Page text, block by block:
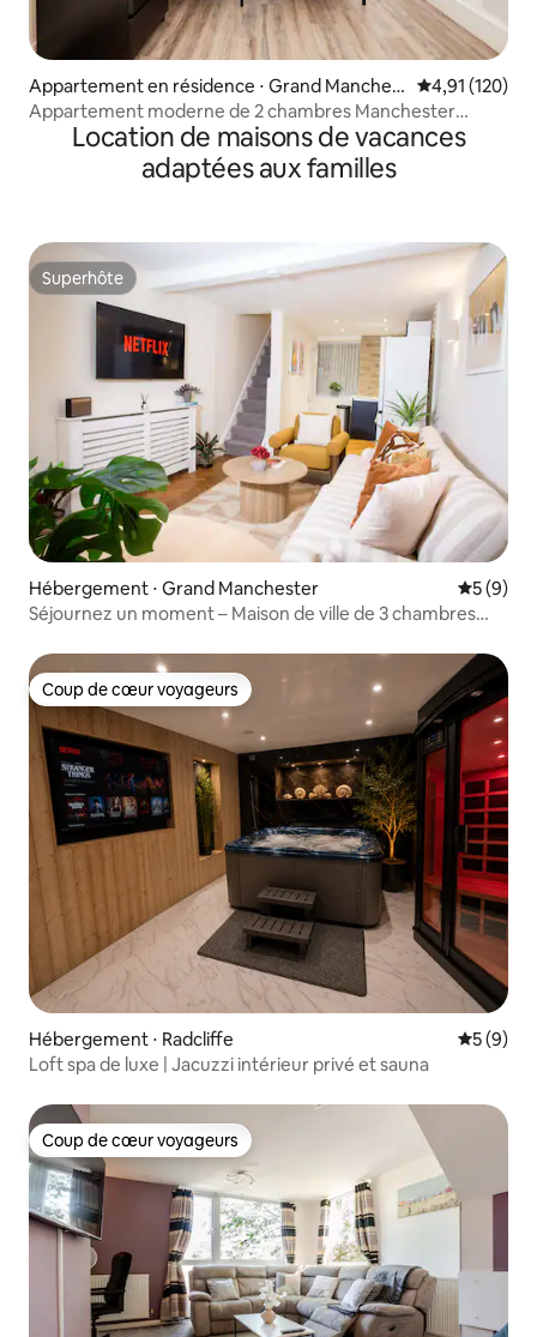
Appartement en résidence ⋅ Grand Manchest
er
Évaluation
4,91 (120)
Appartement moderne de 2 chambres Manchester
Media City
Location de maisons de vacances
adaptées aux familles
Superhôte
Superhôte
Hébergement ⋅ Grand Manchester
5 (9)
Séjournez un moment – Maison de ville de 3 chambres
Coup de cœur voyageurs
Coup de cœur voyageurs
Hébergement ⋅ Radcliffe
5 (9)
Loft spa de luxe | Jacuzzi intérieur privé et sauna
Coup de cœur voyageurs
Coup de cœur voyageurs